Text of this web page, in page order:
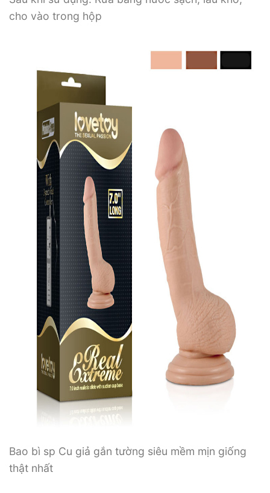
cho vào trong hộp
Bao bì sp Cu giả gắn tường siêu mềm mịn giống
thật nhất